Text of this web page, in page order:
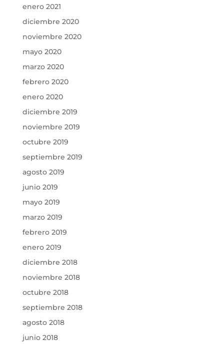
enero 2021
diciembre 2020
noviembre 2020
mayo 2020
marzo 2020
febrero 2020
enero 2020
diciembre 2019
noviembre 2019
octubre 2019
septiembre 2019
agosto 2019
junio 2019
mayo 2019
marzo 2019
febrero 2019
enero 2019
diciembre 2018
noviembre 2018
octubre 2018
septiembre 2018
agosto 2018
junio 2018